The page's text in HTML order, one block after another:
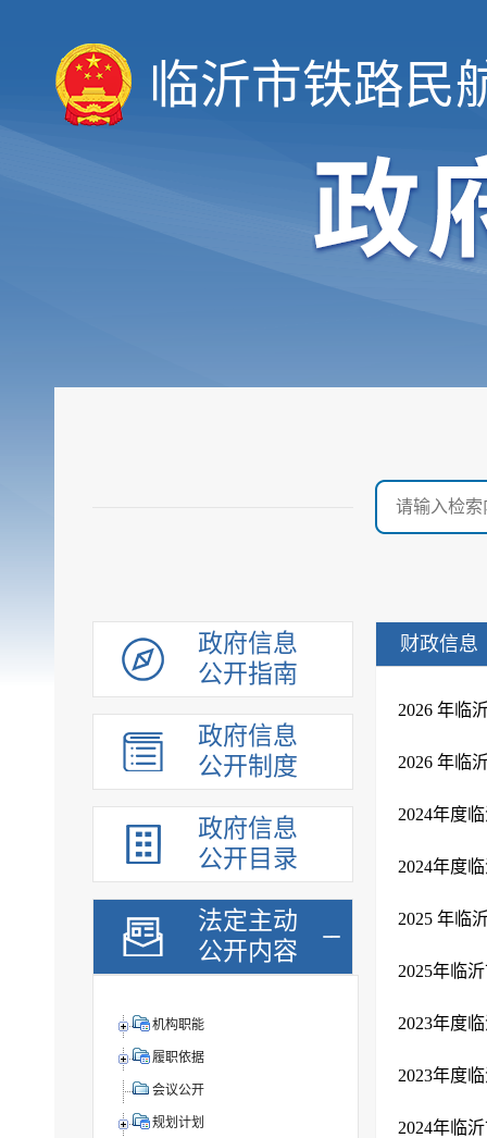
临沂市铁路民
政府信息
公开指南
政府信息
公开制度
政府信息
公开目录
法定主动
公开内容
机构职能
履职依据
会议公开
规划计划
财政信息
2026 年临
2026 年临
2024年度
2024年度
2025 年临
2025年临
2023年度
2023年度
2024年临